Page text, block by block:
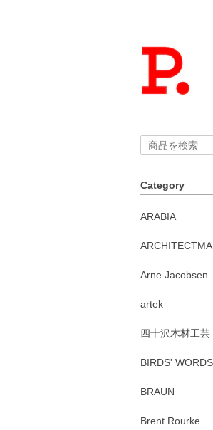
Category
ARABIA
Arne Jacobsen
artek
四十沢木材工芸
BIRDS' WORDS
BRAUN
Brent Rourke